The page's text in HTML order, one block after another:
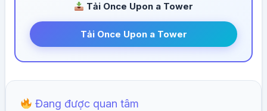
Tải Once Upon a Tower
Tải Once Upon a Tower
Đang được quan tâm